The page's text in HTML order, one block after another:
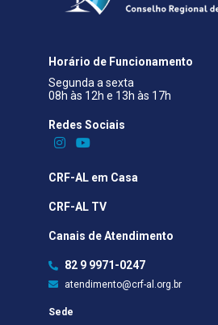
Horário de Funcionamento
Segunda a sexta
08h às 12h e 13h às 17h
Redes Sociais​
CRF-AL em Casa
CRF-AL TV
Canais de Atendimento
82 9 9971-0247
atendimento@crf-al.org.br
Sede